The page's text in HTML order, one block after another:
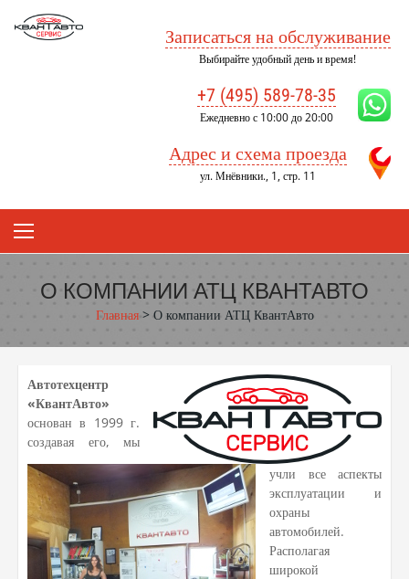
Записаться на обслуживание
Выбирайте удобный день и время!
+7 (495) 589-78-35
Ежедневно с 10:00 до 20:00
Адрес и схема проезда
ул. Мнёвники., 1, стр. 11
О КОМПАНИИ АТЦ КВАНТАВТО
Главная> О компании АТЦ КвантАвто
Автотехцентр
«КвантАвто»
основан в 1999 г.
создавая его, мы
учли все аспекты
эксплуатации и
охраны
автомобилей.
Располагая
широкой